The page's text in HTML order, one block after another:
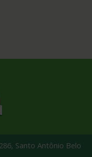
Santo Antônio Belo